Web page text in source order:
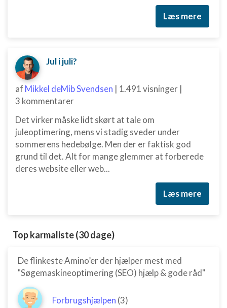
Læs mere
Jul i juli?
af Mikkel deMib Svendsen | 1.491 visninger |
3 kommentarer
Det virker måske lidt skørt at tale om
juleoptimering, mens vi stadig sveder under
sommerens hedebølge. Men der er faktisk god
grund til det. Alt for mange glemmer at forberede
deres website eller web...
Læs mere
Top karmaliste (30 dage)
De flinkeste Amino’er der hjælper mest med
"Søgemaskineoptimering (SEO) hjælp & gode råd"
Forbrugshjælpen (3)